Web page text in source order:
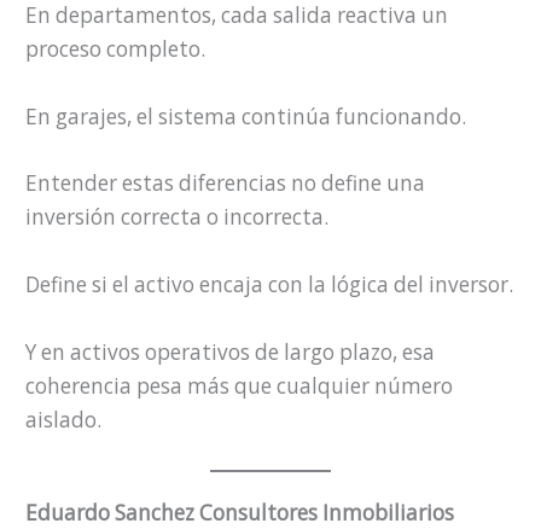
En departamentos, cada salida reactiva un
proceso completo.
En garajes, el sistema continúa funcionando.
Entender estas diferencias no define una
inversión correcta o incorrecta.
Define si el activo encaja con la lógica del inversor.
Y en activos operativos de largo plazo, esa
coherencia pesa más que cualquier número
aislado.
Eduardo Sanchez Consultores Inmobiliarios